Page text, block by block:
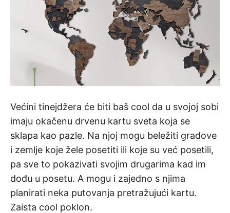
Većini tinejdžera će biti baš cool da u svojoj sobi
imaju okačenu drvenu kartu sveta koja se
sklapa kao pazle. Na njoj mogu beležiti gradove
i zemlje koje žele posetiti ili koje su već posetili,
pa sve to pokazivati svojim drugarima kad im
dođu u posetu. A mogu i zajedno s njima
planirati neka putovanja pretražujući kartu.
Zaista cool poklon.